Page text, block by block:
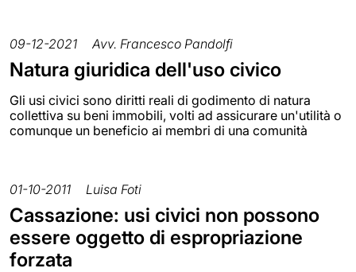
09-12-2021 Avv. Francesco Pandolfi
Natura giuridica dell'uso civico
Gli usi civici sono diritti reali di godimento di natura
collettiva su beni immobili, volti ad assicurare un'utilità o
comunque un beneficio ai membri di una comunità
01-10-2011 Luisa Foti
Cassazione: usi civici non possono
essere oggetto di espropriazione
forzata